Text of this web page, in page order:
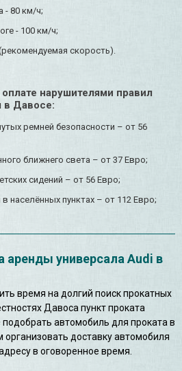
- 80 км/ч;
- 100 км/ч;
скорость).
нарушителями правил
в Давосе:
ремней безопасности – от 56
ближнего света – от 37 Евро;
сидений – от 56 Евро;
населённых пунктах – от 112 Евро;
аренды универсала Audi в
время на долгий поиск прокатных
Давоса пункт проката
автомобиль для проката в
доставку автомобиля
в оговоренное время.